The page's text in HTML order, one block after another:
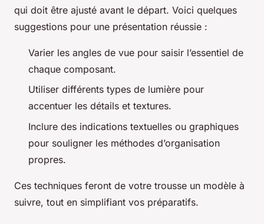
qui doit être ajusté avant le départ. Voici quelques
suggestions pour une présentation réussie :
Varier les angles de vue pour saisir l’essentiel de
chaque composant.
Utiliser différents types de lumière pour
accentuer les détails et textures.
Inclure des indications textuelles ou graphiques
pour souligner les méthodes d’organisation
propres.
Ces techniques feront de votre trousse un modèle à
suivre, tout en simplifiant vos préparatifs.